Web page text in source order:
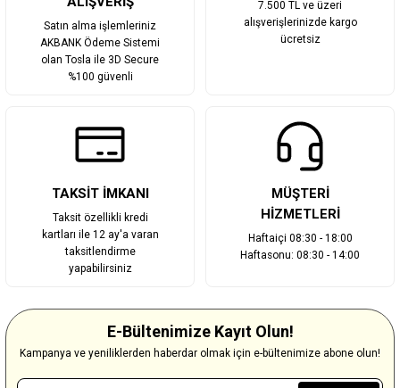
Satın alma işlemleriniz
AKBANK Ödeme Sistemi
olan Tosla ile 3D Secure
%100 güvenli
7.500 TL ve üzeri
alışverişlerinizde kargo
ücretsiz
TAKSİT İMKANI
Taksit özellikli kredi
kartları ile 12 ay'a varan
taksitlendirme
yapabilirsiniz
MÜŞTERİ
HİZMETLERİ
Haftaiçi 08:30 - 18:00
Haftasonu: 08:30 - 14:00
E-Bültenimize Kayıt Olun!
Kampanya ve yeniliklerden haberdar olmak için e-bültenimize abone olun!